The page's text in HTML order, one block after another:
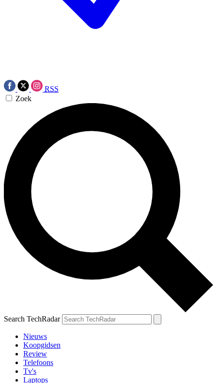
RSS
Zoek
Search TechRadar
Nieuws
Koopgidsen
Review
Telefoons
Tv's
Laptops